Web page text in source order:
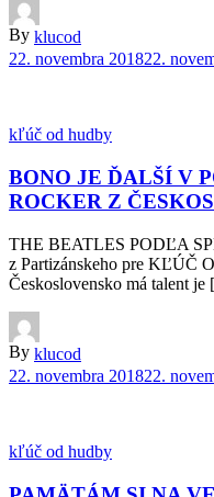
By klucod
22. novembra 201822.
kľúč od hudby
BONO JE ĎALŠÍ V
ROCKER Z
THE BEATLES PODĽA
z Partizánskeho pre KĽÚČ
Československo má talent
By klucod
22. novembra 201822.
kľúč od hudby